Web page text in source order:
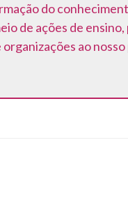
do
de ações de
ao